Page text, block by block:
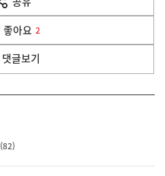
열
기
좋아요 2
댓글보기